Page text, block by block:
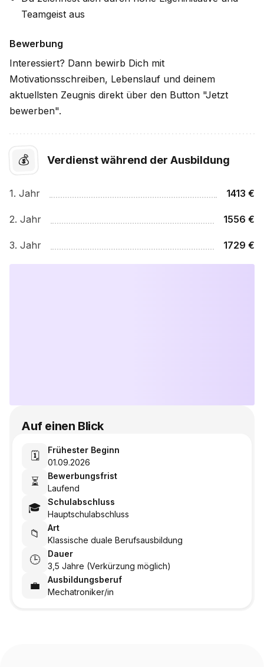
Teamgeist aus
Bewerbung
Interessiert? Dann bewirb Dich mit
Motivationsschreiben, Lebenslauf und deinem
aktuellsten Zeugnis direkt über den Button "Jetzt
bewerben".
💰 Verdienst während der Ausbildung
1. Jahr 1413 €
2. Jahr 1556 €
3. Jahr 1729 €
Auf einen Blick
🗓️
Frühester Beginn
01.09.2026
⏳
Bewerbungsfrist
Laufend
🎓
Schulabschluss
Hauptschulabschluss
📁
Art
Klassische duale Berufsausbildung
🕒
Dauer
3,5 Jahre (Verkürzung möglich)
💼
Ausbildungsberuf
Mechatroniker/in